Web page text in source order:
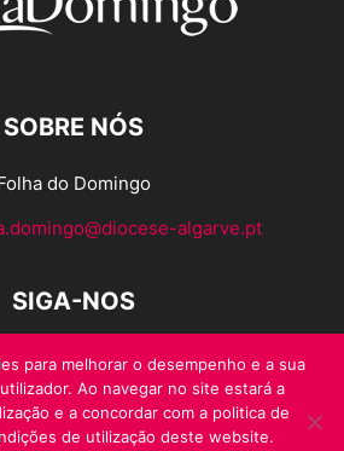
SOBRE NÓS
do Domingo
algarve.pt
SIGA-NOS
para melhorar o desempenho e a sua
Ao navegar no site estará a
e a concordar com a politica de
de utilização deste website.